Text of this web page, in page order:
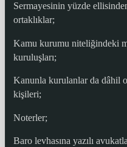
Sermayesinin yüzde
ortaklıklar;
Kamu kurumu niteliğindeki
kuruluşları;
Kanunla kurulanlar da dâhil
kişileri;
Noterler;
Baro levhasına yazılı